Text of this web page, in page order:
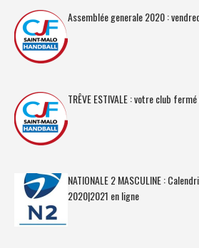
Assemblée generale 2020 :
TRÊVE ESTIVALE : votre club
NATIONALE 2 MASCULINE :
2020|2021 en ligne